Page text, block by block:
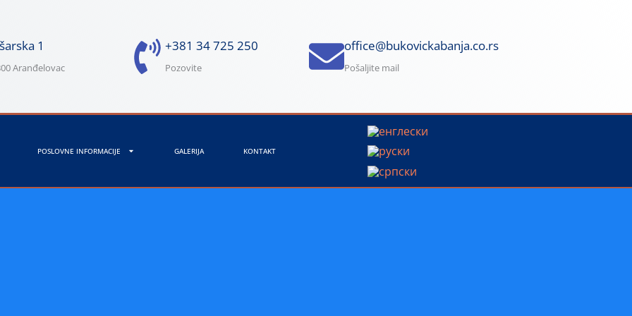
1
Aranđelovac
+381 34 725 250
Pozovite
office@bukovickabanja.co.rs
Pošaljite mail
POSLOVNE INFORMACIJE GALERIJA KONTAKT